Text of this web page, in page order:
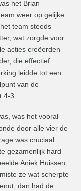
het Brian
weer op gelijke
team steeds
wat zorgde voor
acties creëerden
die effectief
leidde tot een
van de
4-3.
was het vooral
door alle vier de
was cruciaal
gezamenlijk hard
Aniek Huissen
ze wat scherpte
dan had de